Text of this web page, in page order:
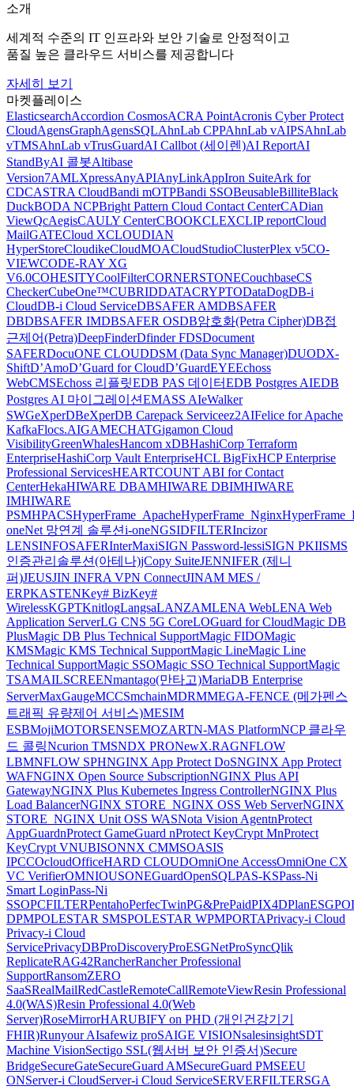
소개
세계적 수준의 IT 인프라와 보안 기술로 안정적이고
품질 높은 클라우드 서비스를 제공합니다
자세히 보기
마켓플레이스
ElasticsearchAccordion CosmosACRA PointAcronis Cyber Protect
CloudAgensGraphAgensSQLAhnLab CPPAhnLab vAIPSAhnLab
vTMSAhnLab vTrusGuardAI Callbot (세이렌)AI ReportAI
StandByAI 콜봇Altibase
Version7AMLXpressAnyAPIAnyLinkAppIron SuiteArk for
CDCASTRA CloudBandi mOTPBandi SSOBeusableBilliteBlack
DuckBODA NCPBright Pattern Cloud Contact CenterCADian
ViewQcAegisCAULY CenterCBOOKCLEXCLIP reportCloud
MailGATECloud XCLOUDIAN
HyperStoreCloudikeCloudMOACloudStudioClusterPlex v5CO-
VIEWCODE-RAY XG
V6.0COHESITYCoolFilterCORNERSTONECouchbaseCS
CheckerCubeOne™CUBRIDDATACRYPTODataDogDB-i
CloudDB-i Cloud ServiceDBSAFER AMDBSAFER
DBDBSAFER IMDBSAFER OSDB암호화(Petra Cipher)DB접
근제어(Petra)DeepFinderDfinder FDSDocument
SAFERDocuONE CLOUDDSM (Data Sync Manager)DUODX-
ShiftD’AmoD’Guard for CloudD’GuardEYEEchoss
WebCMSEchoss 리플릿EDB PAS 데이터EDB Postgres AIEDB
Postgres AI 마이그레이션EMASS AIeWalker
SWGeXperDBeXperDB Carepack Serviceez2AIFelice for Apache
KafkaFlocs.AIGAMECHATGigamon Cloud
VisibilityGreenWhalesHancom xDBHashiCorp Terraform
EnterpriseHashiCorp Vault EnterpriseHCL BigFixHCP Enterprise
Professional ServicesHEARTCOUNT ABI for Contact
CenterHekaHIWARE DBAMHIWARE DBIMHIWARE
IMHIWARE
PSMHPACSHyperFrame_ApacheHyperFrame_Nginx
oneNet 망연계 솔루션i-oneNGSIDFILTERIncizor
LENSINFOSAFERInterMaxiSIGN Password-lessiSIGN PKIISMS
인증관리솔루션(아테나)jCopy SuiteJENNIFER (제니
퍼)JEUSJIN INFRA VPN ConnectJINAM MES /
ERPKASTENKey# BizKey#
WirelessKGPTKnitlogLangsaLANZAMLENA WebLENA Web
Application ServerLG CNS 5G CoreLOGuard for CloudMagic DB
PlusMagic DB Plus Technical SupportMagic FIDOMagic
KMSMagic KMS Technical SupportMagic LineMagic Line
Technical SupportMagic SSOMagic SSO Technical SupportMagic
TSAMAILSCREENmantago(만타고)MariaDB Enterprise
ServerMaxGaugeMCCSmchainMDRMMEGA-FENCE (메가펜스
트래픽 유량제어 서비스)MESIM
ESBMojiMOTORSENSEMOZARTN-MAS PlatformNCP 클라우
드 콜링Ncurion TMSNDX PRONewX.RAGNFLOW
LBMNFLOW SPHNGINX App Protect DoSNGINX App Protect
WAFNGINX Open Source SubscriptionNGINX Plus API
GatewayNGINX Plus Kubernetes Ingress ControllerNGINX Plus
Load BalancerNGINX STORE_NGINX OSS Web ServerNGINX
STORE_NGINX Unit OSS WASNota Vision AgentnProtect
AppGuardnProtect GameGuard nProtect KeyCrypt MnProtect
KeyCrypt VNUBISONNX CMMSOASIS
IPCCOcloudOfficeHARD CLOUDOmniOne AccessOmniOne CX
VC VerifierOMNIOUSONEGuardOpenSQLPAS-KSPass-Ni
Smart LoginPass-Ni
SSOPCFILTERPentahoPerfecTwinPG&PrePaidPIX4DPlanESG
DPMPOLESTAR SMSPOLESTAR WPMPORTAPrivacy-i Cloud
Privacy-i Cloud
ServicePrivacyDBProDiscoveryProESGNetProSyncQlik
ReplicateRAG42RancherRancher Professional
SupportRansomZERO
SaaSRealMailRedCastleRemoteCallRemoteViewResin Professional
4.0(WAS)Resin Professional 4.0(Web
Server)RoseMirrorHARUBIFY on PHD (개인건강기기
FHIR)Runyour AIsafewiz proSAIGE VISIONsalesinsightSDT
Machine VisionSectigo SSL(웹서버 보안 인증서)Secure
BridgeSecureGateSecureGuard AMSecureGuard PMSEEU
ONServer-i CloudServer-i Cloud ServiceSERVERFILTERSGA